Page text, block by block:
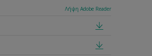
Λήψη Adobe Reader